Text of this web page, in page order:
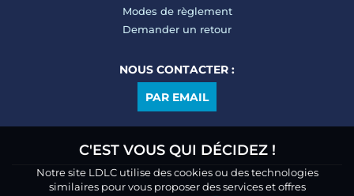
Modes de règlement
Demander un retour
NOUS CONTACTER :
PAR EMAIL
C'EST VOUS QUI DÉCIDEZ !
Notre site LDLC utilise des cookies ou des technologies
similaires pour vous proposer des services et offres